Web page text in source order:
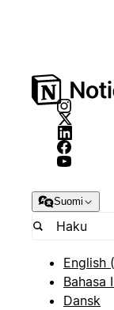
Suomi
English
Bahasa
Dansk